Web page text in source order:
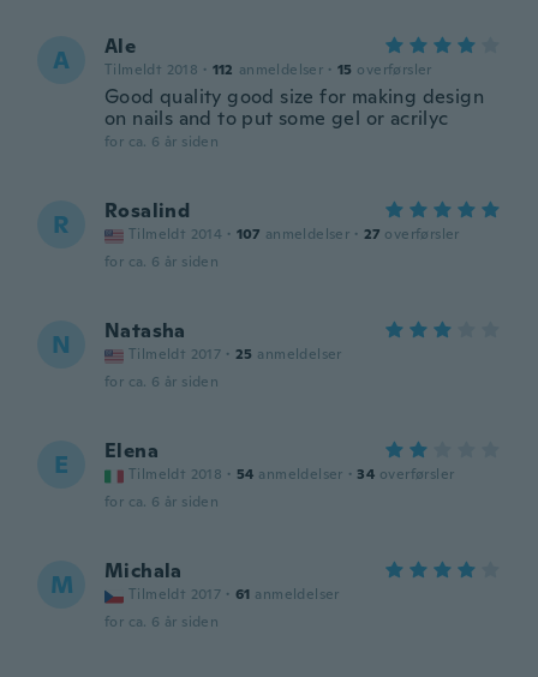
A Ale
Tilmeldt 2018 · 112 anmeldelser · 15 overførsler
Good quality good size for making design
on nails and to put some gel or acrilyc
for ca. 6 år siden
R Rosalind
Tilmeldt 2014 · 107 anmeldelser · 27 overførsler
for ca. 6 år siden
N Natasha
Tilmeldt 2017 · 25 anmeldelser
for ca. 6 år siden
E Elena
Tilmeldt 2018 · 54 anmeldelser · 34 overførsler
for ca. 6 år siden
M Michala
Tilmeldt 2017 · 61 anmeldelser
for ca. 6 år siden